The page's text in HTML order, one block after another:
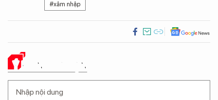
#xâm nhập
Ý KIẾN CỦA BẠN